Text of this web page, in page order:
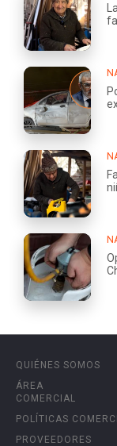
QUIÉNES SOMOS
ÁREA
COMERCIAL
POLÍTICAS
PROVEEDORES